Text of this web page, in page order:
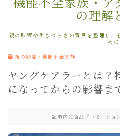
の理解
親の影響や生きづらさの背景を整理し、
めに
MENU
はじめての方へ
親の影響・機能不全家族
親の影響・機能不全家族
ヤングケアラーとは？
になってからの影響ま
記事内に商品プロモーショ